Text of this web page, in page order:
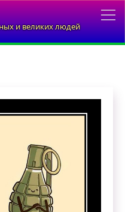
и великих людей